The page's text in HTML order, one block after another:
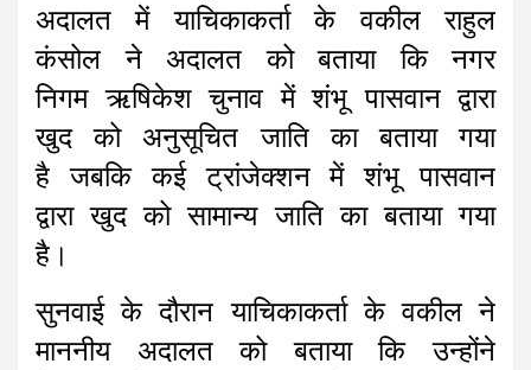
अदालत में याचिकाकर्ता के वकील राहुल
कंसोल ने अदालत को बताया कि नगर
निगम ऋषिकेश चुनाव में शंभू पासवान द्वारा
खुद को अनुसूचित जाति का बताया गया
है जबकि कई ट्रांजेक्शन में शंभू पासवान
द्वारा खुद को सामान्य जाति का बताया गया
है।
सुनवाई के दौरान याचिकाकर्ता के वकील ने
माननीय अदालत को बताया कि उन्होंने